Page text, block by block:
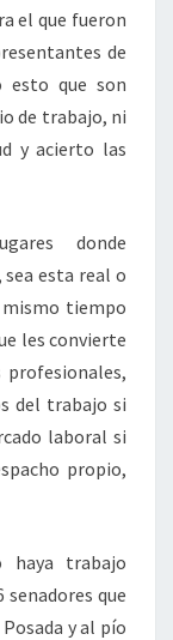
el que fueron
de
esto que son
de trabajo, ni
y acierto las
donde
esta real o
tiempo
les convierte
del trabajo si
laboral si
propio,
haya trabajo
que
y al pío